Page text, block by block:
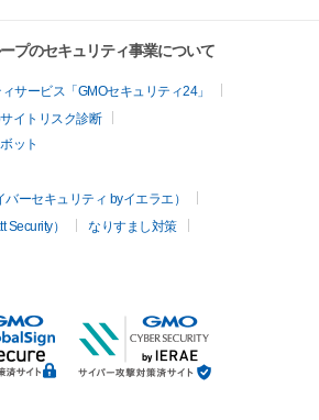
プのセキュリティ事業について
サービス「GMOセキュリティ24」
イトリスク診断
ット
ーセキュリティ byイエラエ）
）
なりすまし対策